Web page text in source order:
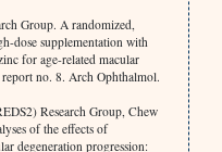
Group. A randomized,
dose supplementation with
for age-related macular
no. 8. Arch Ophthalmol.
Research Group, Chew
of the effects of
degeneration progression: